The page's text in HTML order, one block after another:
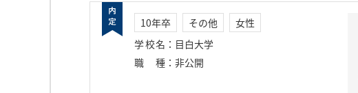
10年卒 その他
女性
学校名 ： 目白大学
職種 ： 非公開